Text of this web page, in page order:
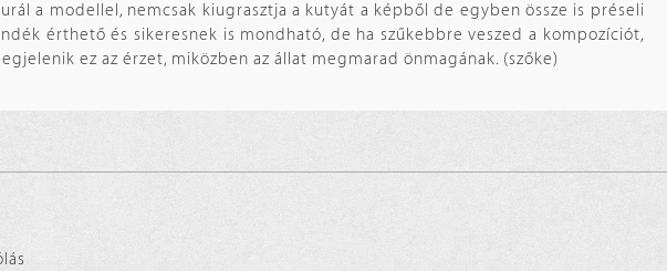
a modellel, nemcsak kiugrasztja a kutyát a képből de egyben össze is préseli
érthető és sikeresnek is mondható, de ha szűkebbre veszed a kompozíciót,
ez az érzet, miközben az állat megmarad önmagának. (szőke)